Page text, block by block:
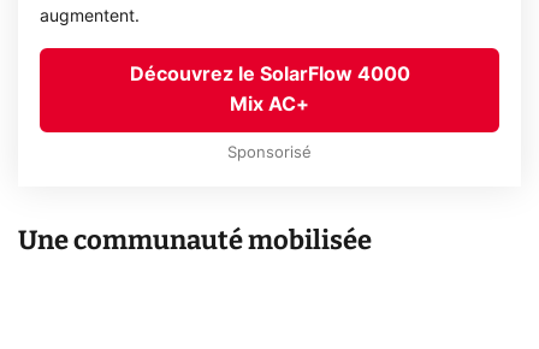
augmentent.
Découvrez le SolarFlow 4000
Mix AC+
Sponsorisé
Une communauté mobilisée